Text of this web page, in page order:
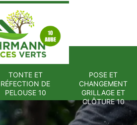
TONTE ET
RÉFECTION DE
PELOUSE 10
POSE ET
CHANGEMENT
GRILLAGE ET
CLÔTURE 10